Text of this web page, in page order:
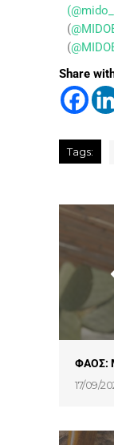
(
(
Share
Tags:
ΦΑΟΣ:
17/09/